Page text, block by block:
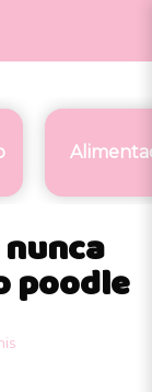
poodle